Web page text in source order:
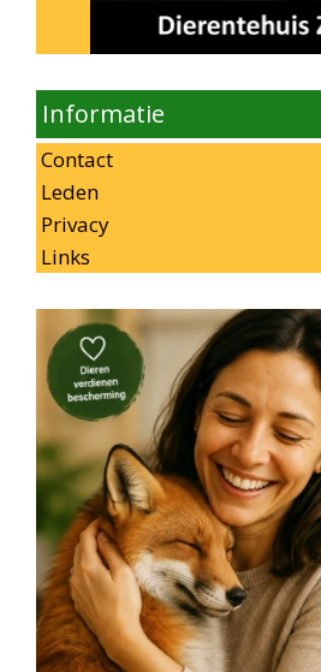
Informatie
Contact
Leden
Privacy
Links